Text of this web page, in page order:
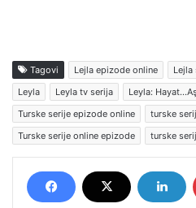
Tagovi Lejla epizode online Lejla
Leyla
Leyla tv serija Leyla:
Turske serije epizode online
turske
Turske serije online epizode
turske